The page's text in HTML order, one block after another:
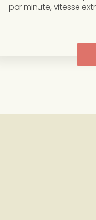
par minute, vitesse